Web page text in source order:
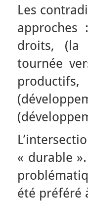
Les
approches
droits, (la
tournée
productifs,
« durable
été préféré